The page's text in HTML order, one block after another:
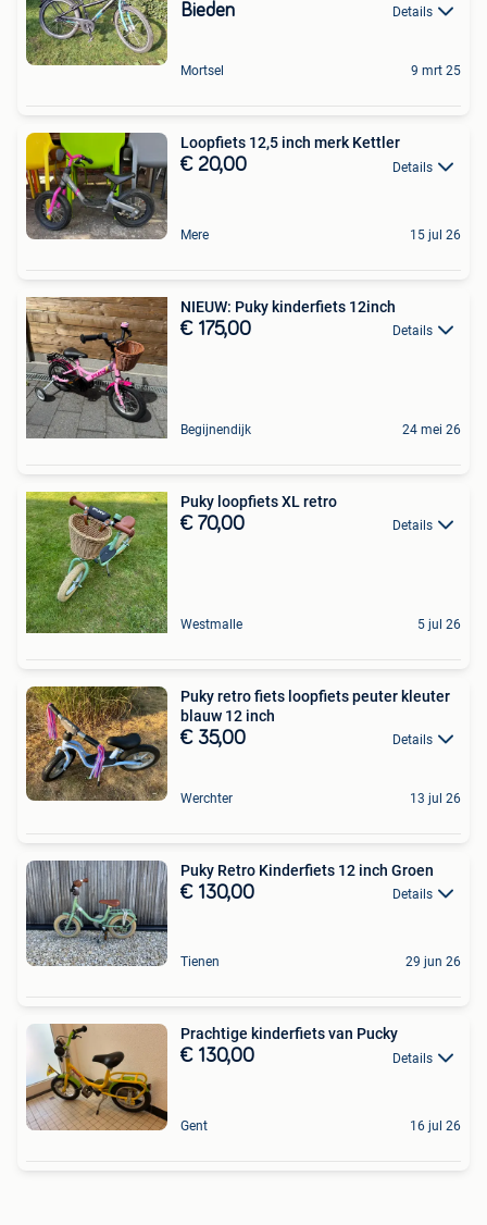
Bieden Details
Mortsel 9 mrt 25
Loopfiets 12,5 inch merk Kettler
€ 20,00 Details
Mere 15 jul 26
NIEUW: Puky kinderfiets 12inch
€ 175,00 Details
Begijnendijk 24 mei 26
Puky loopfiets XL retro
€ 70,00 Details
Westmalle 5 jul 26
Puky retro fiets loopfiets peuter kleuter
blauw 12 inch
€ 35,00 Details
Werchter 13 jul 26
Puky Retro Kinderfiets 12 inch Groen
€ 130,00 Details
Tienen 29 jun 26
Prachtige kinderfiets van Pucky
€ 130,00 Details
Gent 16 jul 26